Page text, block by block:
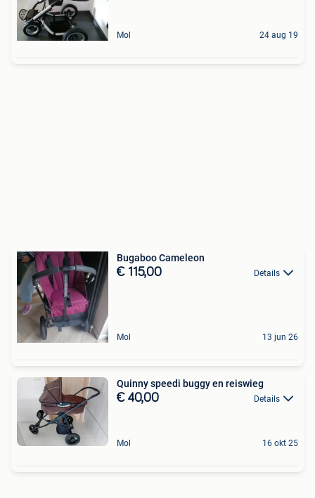
Mol 24 aug 19
Bugaboo Cameleon
€ 115,00 Details
Mol 13 jun 26
Quinny speedi buggy en reiswieg
€ 40,00 Details
Mol 16 okt 25